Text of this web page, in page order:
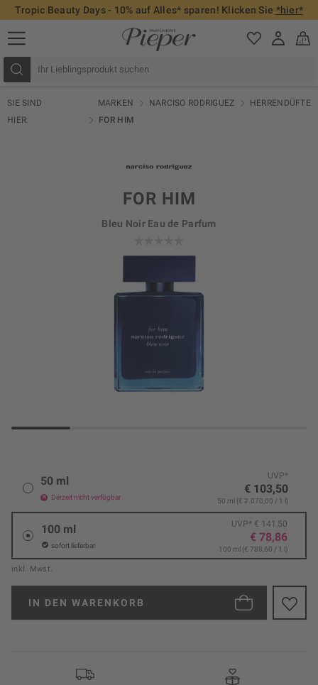
Tropic Beauty Days - 10% auf Alles* sparen! Klicken Sie *hier*
SIE SIND
HIER:
MARKEN NARCISO RODRIGUEZ
HERRENDÜFTE
FOR HIM
FOR HIM
Bleu Noir Eau de Parfum
50 ml
Derzeit nicht verfügbar
UVP*
€ 103,50
50 ml (€ 2.070,00 / 1 l)
100 ml
sofort lieferbar
UVP* € 141,50
€ 78,86
100 ml (€ 788,60 / 1 l)
inkl. Mwst.
IN DEN WARENKORB